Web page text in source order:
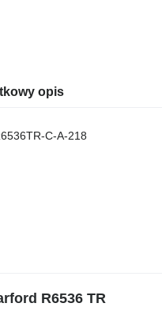
opis
C-A-218
R6536 TR